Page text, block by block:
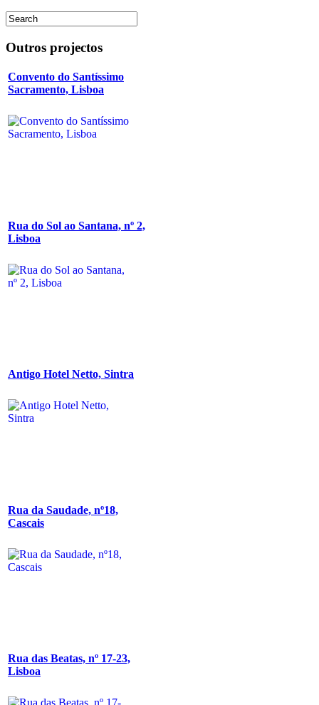
Outros projectos
Convento do Santíssimo
Sacramento, Lisboa
Rua do Sol ao Santana, nº 2,
Lisboa
Antigo Hotel Netto, Sintra
Rua da Saudade, nº18,
Cascais
Rua das Beatas, nº 17-23,
Lisboa